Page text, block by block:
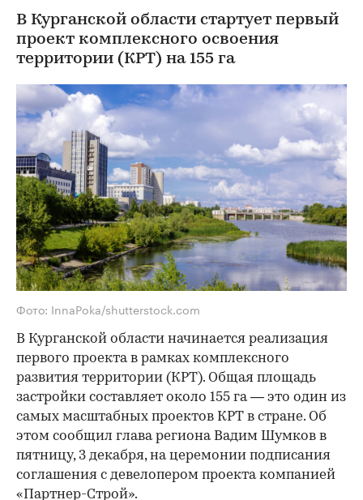
В Курганской области стартует первый
проект комплексного освоения
территории (КРТ) на 155 га
Фото: InnaPoka/shutterstock.com
В Курганской области начинается реализация
первого проекта в рамках комплексного
развития территории (КРТ). Общая площадь
застройки составляет около 155 га — это один из
самых масштабных проектов КРТ в стране. Об
этом сообщил глава региона Вадим Шумков в
пятницу, 3 декабря, на церемонии подписания
соглашения с девелопером проекта компанией
«Партнер-Строй».